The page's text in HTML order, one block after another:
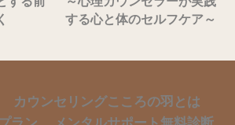
する心と体のセルフケア～
カウンセリングこころの羽とは